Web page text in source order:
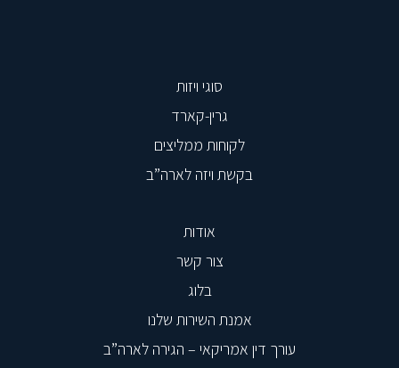
סוגי ויזות
גרין-קארד
לקוחות ממליצים
בקשת ויזה לארה”ב
אודות
צור קשר
בלוג
אמנת השירות שלנו
עורך דין אמריקאי – הגירה לארה”ב